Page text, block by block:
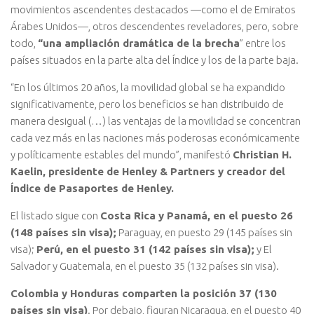
movimientos ascendentes destacados —como el de Emiratos
Árabes Unidos—, otros descendentes reveladores, pero, sobre
todo, “una ampliación dramática de la brecha” entre los
países situados en la parte alta del Índice y los de la parte baja.
“En los últimos 20 años, la movilidad global se ha expandido
significativamente, pero los beneficios se han distribuido de
manera desigual (…) las ventajas de la movilidad se concentran
cada vez más en las naciones más poderosas económicamente
y políticamente estables del mundo”, manifestó Christian H.
Kaelin, presidente de Henley & Partners y creador del
Índice de Pasaportes de Henley.
El listado sigue con Costa Rica y Panamá, en el puesto 26
(148 países sin visa); Paraguay, en puesto 29 (145 países sin
visa); Perú, en el puesto 31 (142 países sin visa); y El
Salvador y Guatemala, en el puesto 35 (132 países sin visa).
Colombia y Honduras comparten la posición 37 (130
países sin visa). Por debajo, figuran Nicaragua, en el puesto 40